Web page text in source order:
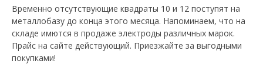
Временно отсутствующие квадраты 10 и 12 поступят на
металлобазу до конца этого месяца. Напоминаем, что на
складе имются в продаже электроды различных марок.
Прайс на сайте действующий. Приезжайте за выгодными
покупками!